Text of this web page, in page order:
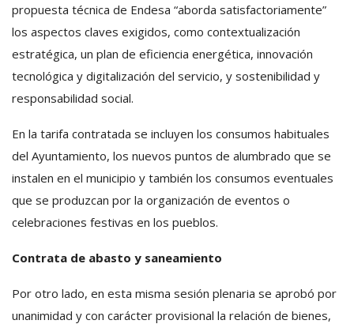
propuesta técnica de Endesa “aborda satisfactoriamente”
los aspectos claves exigidos, como contextualización
estratégica, un plan de eficiencia energética, innovación
tecnológica y digitalización del servicio, y sostenibilidad y
responsabilidad social.
En la tarifa contratada se incluyen los consumos habituales
del Ayuntamiento, los nuevos puntos de alumbrado que se
instalen en el municipio y también los consumos eventuales
que se produzcan por la organización de eventos o
celebraciones festivas en los pueblos.
Contrata de abasto y saneamiento
Por otro lado, en esta misma sesión plenaria se aprobó por
unanimidad y con carácter provisional la relación de bienes,